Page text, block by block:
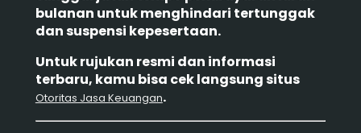
bulanan untuk menghindari tertunggak
dan suspensi kepesertaan.
Untuk rujukan resmi dan informasi
terbaru, kamu bisa cek langsung situs
Otoritas Jasa Keuangan.